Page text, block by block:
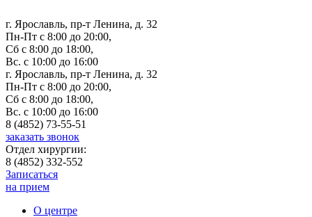
г. Ярославль, пр-т Ленина, д. 32
Пн-Пт с 8:00 до 20:00,
Сб с 8:00 до 18:00,
Вс. с 10:00 до 16:00
г. Ярославль, пр-т Ленина, д. 32
Пн-Пт с 8:00 до 20:00,
Сб с 8:00 до 18:00,
Вс. с 10:00 до 16:00
8 (4852) 73-55-51
заказать звонок
Отдел хирургии:
8 (4852) 332-552
Записаться
на прием
О центре